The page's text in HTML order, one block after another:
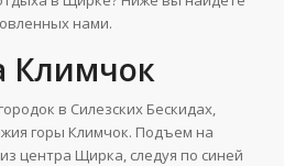
нами.
Климчок
в Силезских Бескидах,
горы Климчок. Подъем на
центра Щирка, следуя по синей